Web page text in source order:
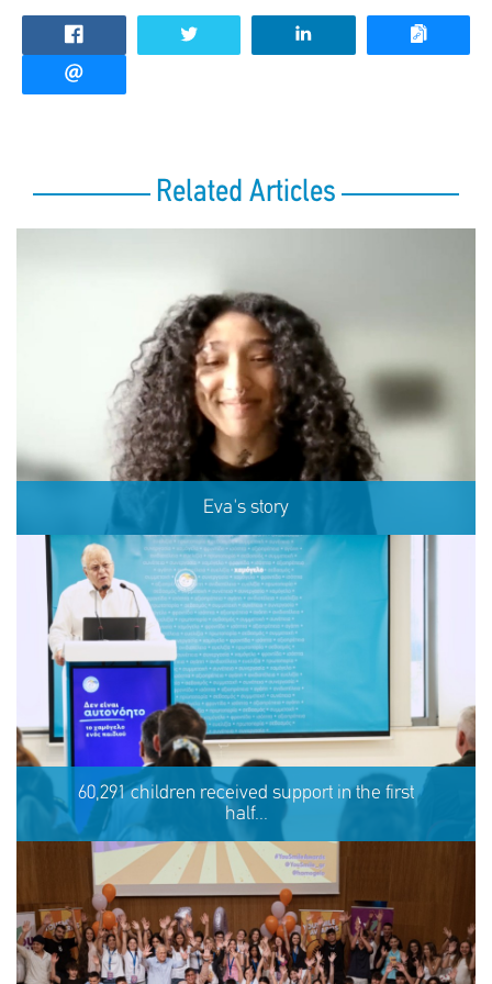
Related Articles
Eva's story
Eva's story
REACT
60,291 children received support in the first
half...